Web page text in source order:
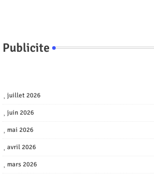
Publicite
juillet 2026
juin 2026
mai 2026
avril 2026
mars 2026